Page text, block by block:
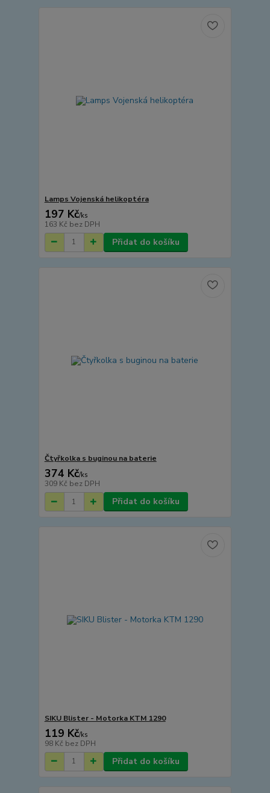
Lamps Vojenská helikoptéra
197 Kč/ks
163 Kč bez DPH
Přidat do košíku
Čtyřkolka s buginou na baterie
374 Kč/ks
309 Kč bez DPH
Přidat do košíku
SIKU Blister - Motorka KTM 1290
119 Kč/ks
98 Kč bez DPH
Přidat do košíku